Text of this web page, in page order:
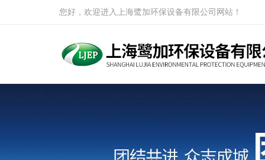
您好，欢迎进入上海鹭加环保设备有限公司网站！